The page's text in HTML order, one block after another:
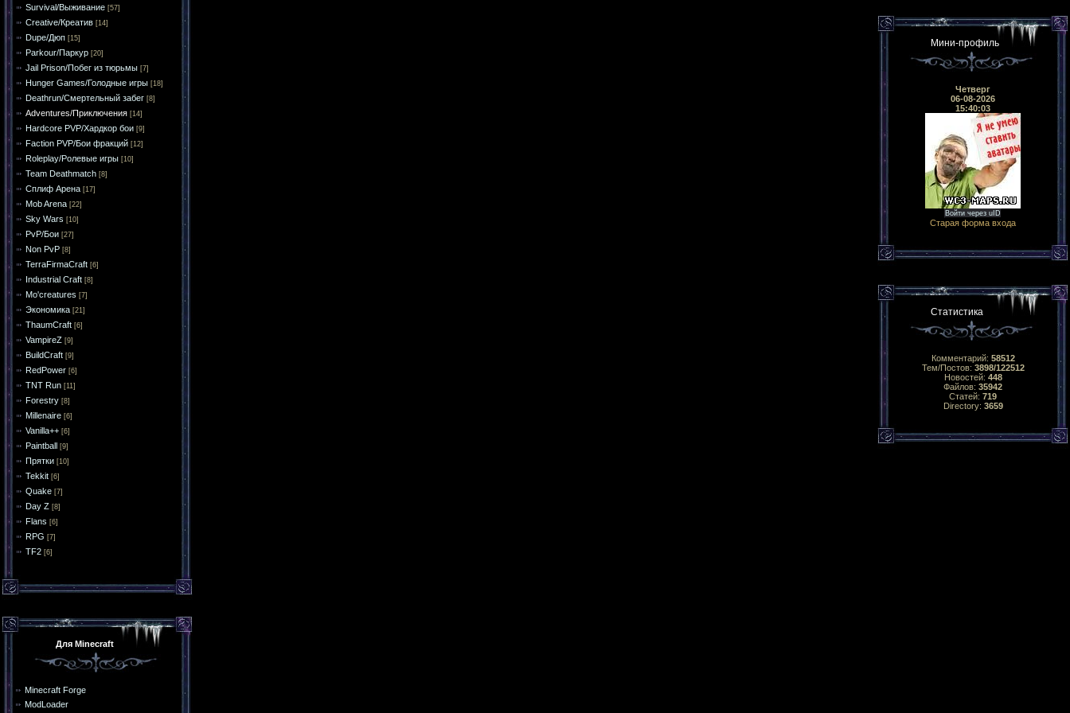
Survival/Выживание [57]
Creative/Креатив [14]
Dupe/Дюп [15]
Parkour/Паркур [20]
Jail Prison/Побег из тюрьмы [7]
Hunger Games/Голодные игры [18]
Deathrun/Смертельный забег [8]
Adventures/Приключения [14]
Hardcore PVP/Хардкор бои [9]
Faction PVP/Бои фракций [12]
Roleplay/Ролевые игры [10]
Team Deathmatch [8]
Сплиф Арена [17]
Mob Arena [22]
Sky Wars [10]
PvP/Бои [27]
Non PvP [8]
TerraFirmaCraft [6]
Industrial Craft [8]
Mo'creatures [7]
Экономика [21]
ThaumCraft [6]
VampireZ [9]
BuildCraft [9]
RedPower [6]
TNT Run [11]
Forestry [8]
Millenaire [6]
Vanilla++ [6]
Paintball [9]
Прятки [10]
Tekkit [6]
Quake [7]
Day Z [8]
Flans [6]
RPG [7]
TF2 [6]
Для Minecraft
Minecraft Forge
ModLoader
Мини-профиль
Четверг
06-08-2026
15:40:03
Войти через uID
Старая форма входа
Статистика
Комментарий: 58512
Тем/Постов: 3898/122512
Новостей: 448
Файлов: 35942
Статей: 719
Directory: 3659